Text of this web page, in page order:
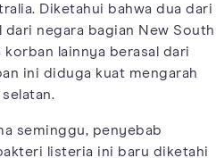
Diketahui bahwa dua dari
negara bagian New South
korban lainnya berasal dari
ini diduga kuat mengarah
seminggu, penyebab
listeria ini baru diketahi